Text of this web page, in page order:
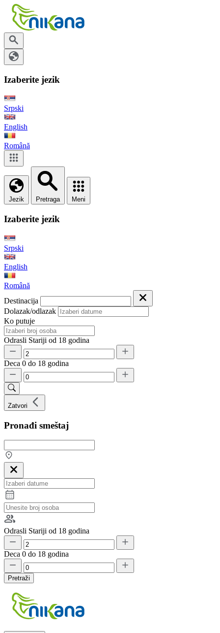
Izaberite jezik
Srpski
English
Română
Jezik Pretraga Meni
Izaberite jezik
Srpski
English
Română
Destinacija
Dolazak/odlazak
Ko putuje
Odrasli Stariji od 18 godina
Deca 0 do 18 godina
Zatvori
Pronađi smeštaj
Odrasli Stariji od 18 godina
Deca 0 do 18 godina
Pretraži